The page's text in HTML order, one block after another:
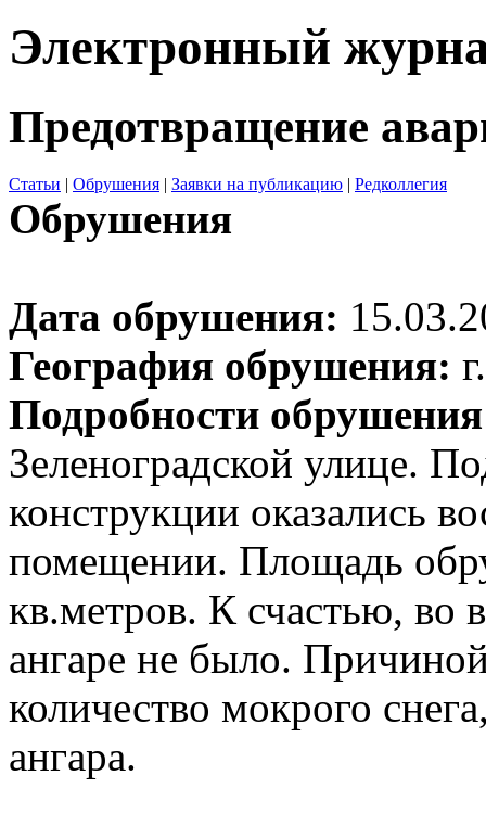
Электронный
Предотвращение
Статьи | Обрушения | Заявки на публикацию | Редколлегия
Обрушения
Дата обрушения:
География обрушения:
Подробности
Зеленоградской улице.
конструкции оказались
помещении. Площадь
кв.метров. К счастью, во
ангаре не было.
количество мокрого
ангара.